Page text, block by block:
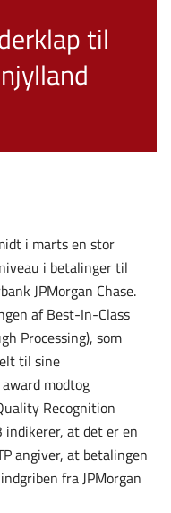
til
i marts en stor
i betalinger til
JPMorgan Chase.
af Best-In-Class
Processing), som
til sine
modtog
Recognition
indikerer, at det er en
angiver, at betalingen
fra JPMorgan